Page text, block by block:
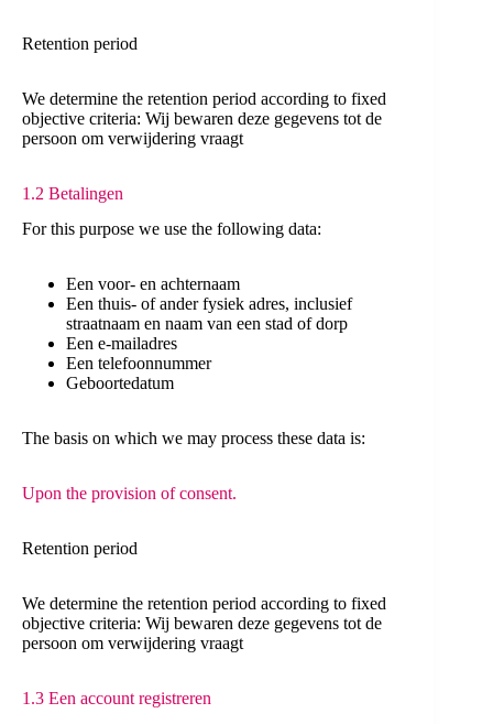
Retention period
We determine the retention period according to fixed
objective criteria: Wij bewaren deze gegevens tot de
persoon om verwijdering vraagt
1.2 Betalingen
For this purpose we use the following data:
Een voor- en achternaam
Een thuis- of ander fysiek adres, inclusief
straatnaam en naam van een stad of dorp
Een e-mailadres
Een telefoonnummer
Geboortedatum
The basis on which we may process these data is:
Upon the provision of consent.
Retention period
We determine the retention period according to fixed
objective criteria: Wij bewaren deze gegevens tot de
persoon om verwijdering vraagt
1.3 Een account registreren